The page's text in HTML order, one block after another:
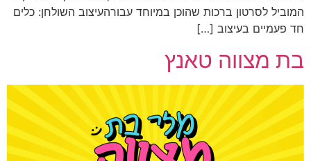
המוביל לסרטון ברכות שהוכן במיוחד עבורהעיצוב השולחן: כלים
חד פעמיים בעיצוב […]
בת מצווה טאנץ